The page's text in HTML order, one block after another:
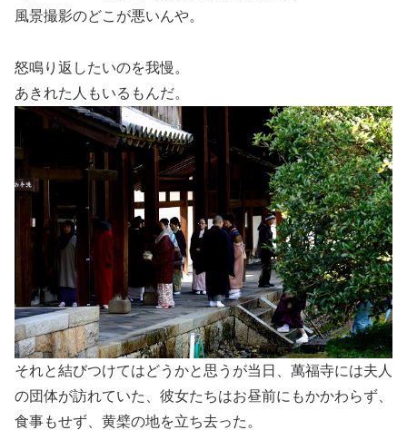
風景撮影のどこが悪いんや。
怒鳴り返したいのを我慢。
あきれた人もいるもんだ。
それと結びつけてはどうかと思うが当日、萬福寺には夫人
の団体が訪れていた、彼女たちはお昼前にもかかわらず、
食事もせず、黄檗の地を立ち去った。